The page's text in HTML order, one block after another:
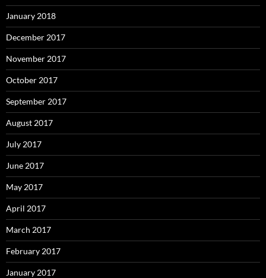
January 2018
December 2017
November 2017
October 2017
September 2017
August 2017
July 2017
June 2017
May 2017
April 2017
March 2017
February 2017
January 2017